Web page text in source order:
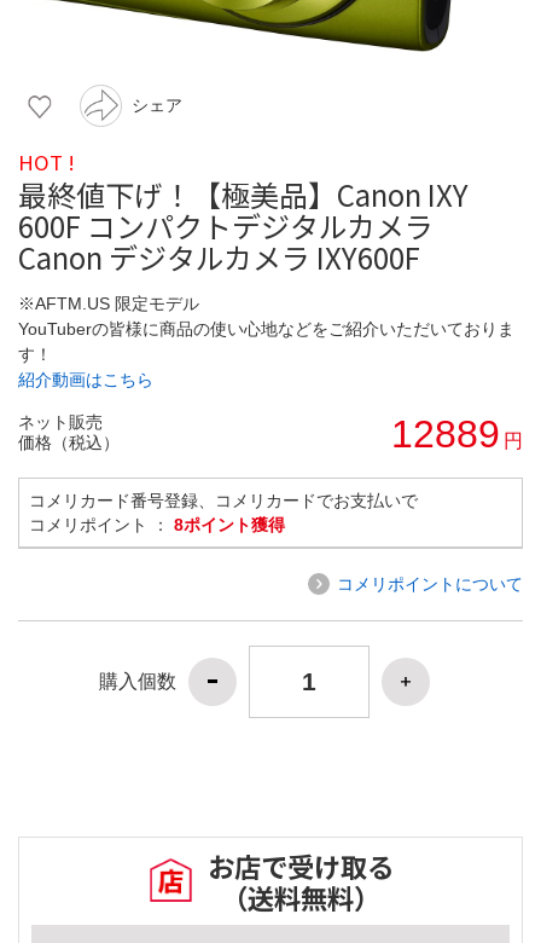
シェア
HOT !
最終値下げ！【極美品】Canon IXY
600F コンパクトデジタルカメラ
Canon デジタルカメラ IXY600F
※AFTM.US 限定モデル
YouTuberの皆様に商品の使い心地などをご紹介いただいておりま
す！
紹介動画はこちら
ネット販売
価格（税込）
12889 円
コメリカード番号登録、コメリカードでお支払いで
コメリポイント ： 8ポイント獲得
コメリポイントについて
購入個数
お店で受け取る
（送料無料）